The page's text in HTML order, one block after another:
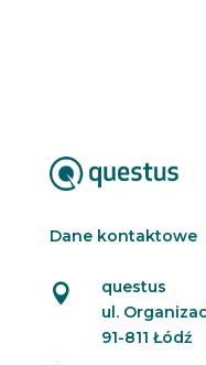
Dane kontaktowe

questus
ul.
91-811 Łódź